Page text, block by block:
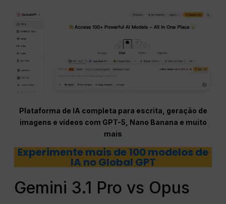
Plataforma de IA completa para escrita, geração de
imagens e vídeos com GPT-5, Nano Banana e muito
mais
Experimente mais de 100 modelos de
IA no Global GPT
Gemini 3.1 Pro vs Opus